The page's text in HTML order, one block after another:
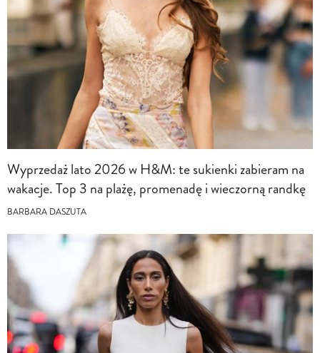
Wyprzedaż lato 2026 w H&M: te sukienki zabieram na
wakacje. Top 3 na plażę, promenadę i wieczorną randkę
BARBARA DASZUTA